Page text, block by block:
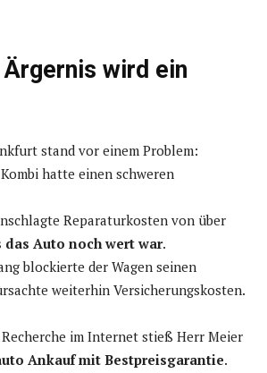
wird ein
stand vor einem Problem:
hatte einen schweren
Reparaturkosten von über
das Auto noch wert war.
blockierte der Wagen seinen
weiterhin Versicherungskosten.
im Internet stieß Herr Meier
Ankauf mit Bestpreisgarantie.